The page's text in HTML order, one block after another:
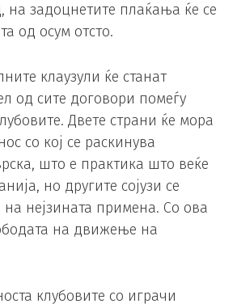
на задоцнетите плаќања ќе се
од осум отсто.
клаузули ќе станат
од сите договори помеѓу
Двете страни ќе мора
со кој се раскинува
што е практика што веќе
но другите сојузи се
на нејзината примена. Со ова
на движење на
клубовите со играчи